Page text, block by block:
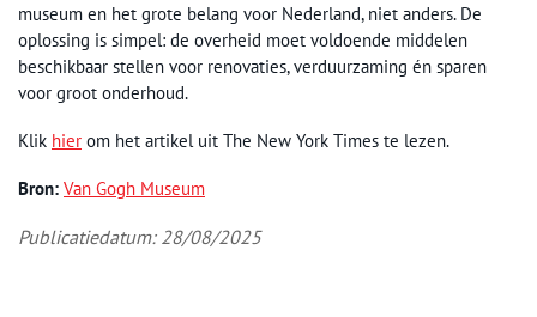
museum en het grote belang voor Nederland, niet anders. De
oplossing is simpel: de overheid moet voldoende middelen
beschikbaar stellen voor renovaties, verduurzaming én sparen
voor groot onderhoud.
Klik hier om het artikel uit The New York Times te lezen.
Bron: Van Gogh Museum
Publicatiedatum: 28/08/2025